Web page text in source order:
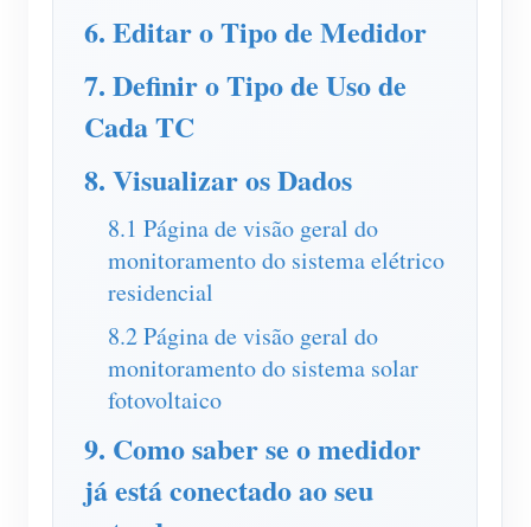
6. Editar o Tipo de Medidor
7. Definir o Tipo de Uso de
Cada TC
8. Visualizar os Dados
8.1 Página de visão geral do
monitoramento do sistema elétrico
residencial
8.2 Página de visão geral do
monitoramento do sistema solar
fotovoltaico
9. Como saber se o medidor
já está conectado ao seu